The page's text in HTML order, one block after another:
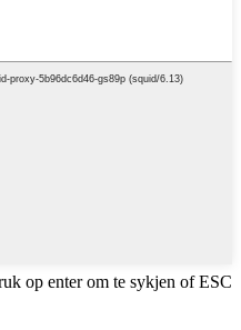
op enter om te sykjen of ESC